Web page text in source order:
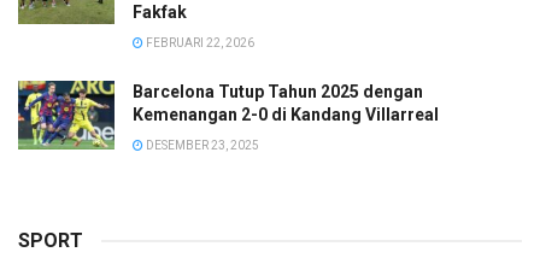
Fakfak
FEBRUARI 22, 2026
Barcelona Tutup Tahun 2025 dengan
Kemenangan 2-0 di Kandang Villarreal
DESEMBER 23, 2025
SPORT